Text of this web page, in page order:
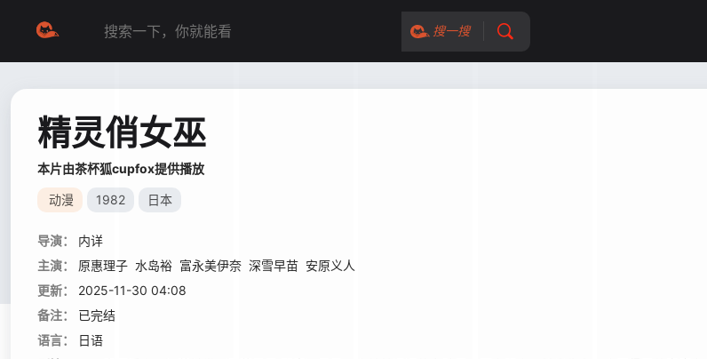
搜一搜
精灵俏女巫
本片由茶杯狐cupfox提供播放
动漫 1982 日本
导演：
内详
主演：
原惠理子 水岛裕 富永美伊奈 深雪早苗 安原义人
更新：
2025-11-30 04:08
备注：
已完结
语言：
日语